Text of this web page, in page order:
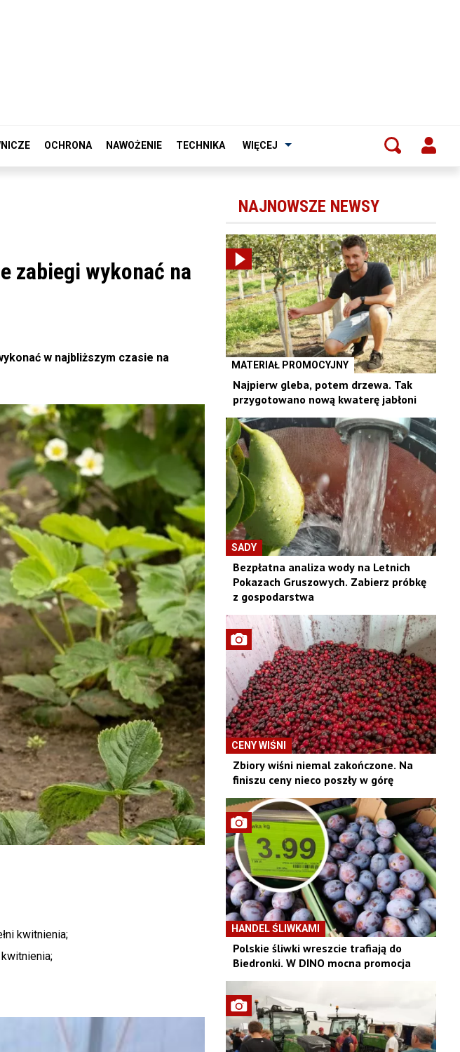
OCHRONA NAWOŻENIE TECHNIKA WIĘCEJ
zabiegi wykonać na
w najbliższym czasie na
kwitnienia;
NAJNOWSZE NEWSY
MATERIAŁ PROMOCYJNY
Najpierw gleba, potem drzewa. Tak
przygotowano nową kwaterę jabłoni
SADY
Bezpłatna analiza wody na Letnich
Pokazach Gruszowych. Zabierz próbkę
z gospodarstwa
CENY WIŚNI
Zbiory wiśni niemal zakończone. Na
finiszu ceny nieco poszły w górę
HANDEL ŚLIWKAMI
Polskie śliwki wreszcie trafiają do
Biedronki. W DINO mocna promocja